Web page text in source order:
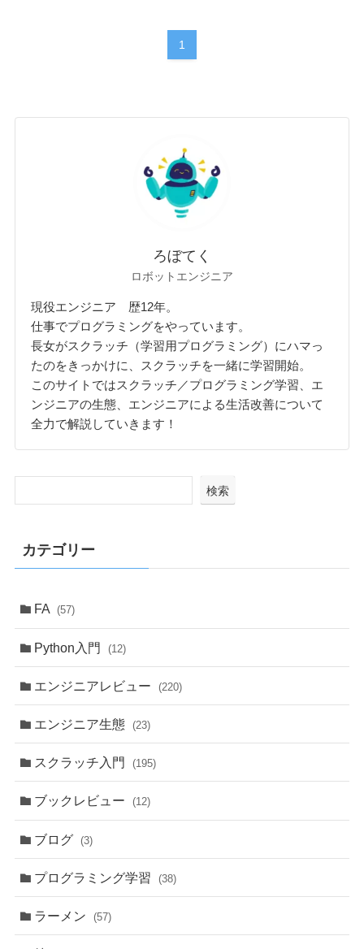
1
ろぼてく
ロボットエンジニア
現役エンジニア 歴12年。
仕事でプログラミングをやっています。
長女がスクラッチ（学習用プログラミング）にハマっ
たのをきっかけに、スクラッチを一緒に学習開始。
このサイトではスクラッチ／プログラミング学習、エ
ンジニアの生態、エンジニアによる生活改善について
全力で解説していきます！
検索
カテゴリー
FA (57)
Python入門 (12)
エンジニアレビュー (220)
エンジニア生態 (23)
スクラッチ入門 (195)
ブックレビュー (12)
ブログ (3)
プログラミング学習 (38)
ラーメン (57)